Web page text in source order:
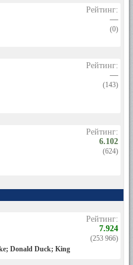
Рейтинг:
—
(0)
Рейтинг:
—
(143)
Рейтинг:
6.102
(624)
Donald Duck; King Arty
Рейтинг:
7.924
(253 966)